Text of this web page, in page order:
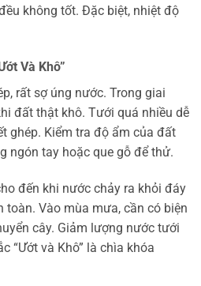
không tốt. Đặc biệt, nhiệt độ
Và Khô”
rất sợ úng nước. Trong giai
đất thật khô. Tưới quá nhiều dễ
ghép. Kiểm tra độ ẩm của đất
ngón tay hoặc que gỗ để thử.
đến khi nước chảy ra khỏi đáy
toàn. Vào mùa mưa, cần có biện
cây. Giảm lượng nước tưới
“Ướt và Khô” là chìa khóa